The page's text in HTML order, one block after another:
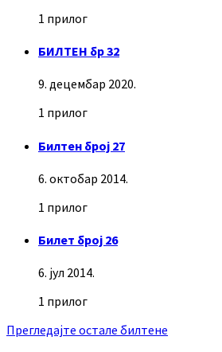
1 прилог
БИЛТЕН бр 32
9. децембар 2020.
1 прилог
Билтен број 27
6. октобар 2014.
1 прилог
Билет број 26
6. јул 2014.
1 прилог
Прегледајте остале билтене